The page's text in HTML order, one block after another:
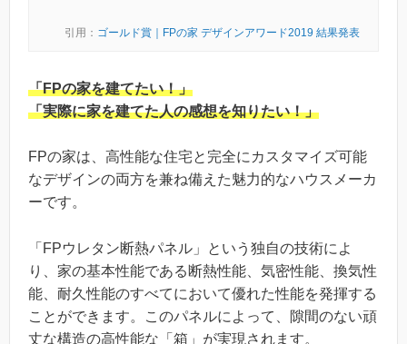
引用： ゴールド賞｜FPの家 デザインアワード2019 結果発表
「FPの家を建てたい！」
「実際に家を建てた人の感想を知りたい！」
FPの家は、高性能な住宅と完全にカスタマイズ可能
なデザインの両方を兼ね備えた魅力的なハウスメーカ
ーです。
「FPウレタン断熱パネル」という独自の技術によ
り、家の基本性能である断熱性能、気密性能、換気性
能、耐久性能のすべてにおいて優れた性能を発揮する
ことができます。このパネルによって、隙間のない頑
丈な構造の高性能な「箱」が実現されます。